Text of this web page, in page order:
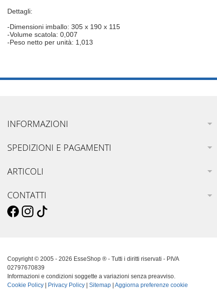
Dettagli:
-Dimensioni imballo: 305 x 190 x 115
-Volume scatola: 0,007
-Peso netto per unità: 1,013
INFORMAZIONI
SPEDIZIONI E PAGAMENTI
ARTICOLI
CONTATTI
Copyright © 2005 - 2026 EsseShop ® - Tutti i diritti riservati - PIVA
02797670839
Informazioni e condizioni soggette a variazioni senza preavviso.
Cookie Policy
Privacy Policy Sitemap Aggiorna preferenze cookie